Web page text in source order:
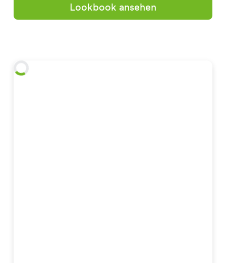
Lookbook ansehen